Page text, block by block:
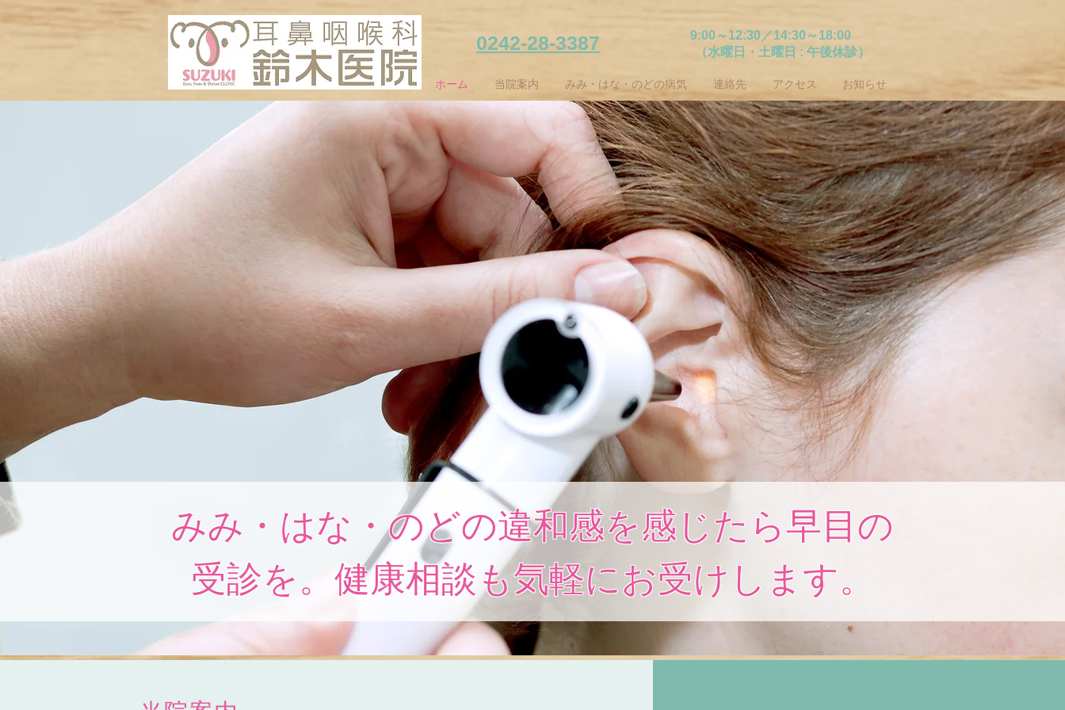
0242-28-3387
9:00～12:30／14:30～18:00
​（水曜日・土曜日 : 午後休診）
ホーム 当院案内 みみ・はな・のどの病気 連絡先 アクセス お知らせ
みみ・はな・のどの違和感を感じたら早目の
受診を。健康相談も気軽にお受けします。